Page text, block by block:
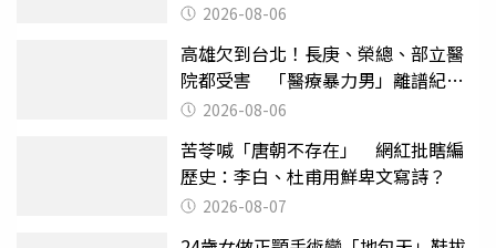
2026-08-06
高雄欠到台北！長庚、榮總、部立醫
院都受害 「醫療暴力男」離譜紀錄
曝光2026-08-06
苦苓喊「唐朝不存在」 網紅批瞎編
歷史：李白、杜甫用鮮卑文寫詩？
2026-08-07